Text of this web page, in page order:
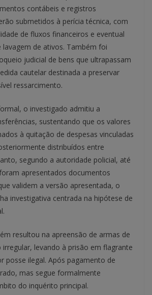
contábeis e registros
submetidos à perícia técnica, com
de fluxos financeiros e eventual
lavagem de ativos. Também foi
judicial de bens que ultrapassam
cautelar destinada a preservar
ressarcimento.
o investigado admitiu a
sustentando que os valores
à quitação de despesas vinculadas
distribuídos entre
segundo a autoridade policial, até
apresentados documentos
validem a versão apresentada, o
investigativa centrada na hipótese de
resultou na apreensão de armas de
levando à prisão em flagrante
posse ilegal. Após pagamento de
mas segue formalmente
do inquérito principal.